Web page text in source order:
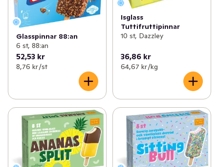
Glasspinnar 88:an
6 st, 88:an
52,53 kr
8,76 kr /st
Isglass
Tuttifruttipinnar
10 st, Dazzley
36,86 kr
64,67 kr /kg